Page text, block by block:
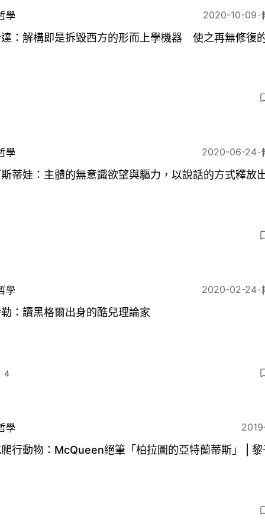
學 2020-10-09
：解構即是拆毀西方的形而上學機器 使之再無修復
學 2020-06-24
蒂娃：主體的無意識欲望與驅力，以說話的方式釋放
學 2020-02-24
：讀黑格爾出身的酷兒理論家
4
學
變成爬行動物：